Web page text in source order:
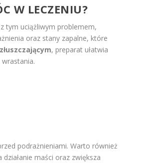
W LECZENIU?
tym uciążliwym problemem,
oraz stany zapalne, które
złuszczającym, preparat ułatwia
podrażnieniami. Warto również
maści oraz zwiększa